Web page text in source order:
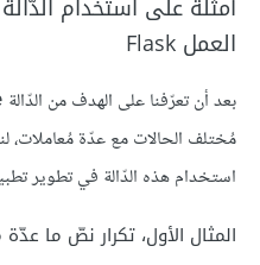
العمل Flask
بعد أن تعرّفنا على الهدف من الدّالة
مُختلف الحالات مع عدّة مُعاملات،
استخدام هذه الدّالة في تطوير
المثال الأول، تكرار نصّ ما عدّة